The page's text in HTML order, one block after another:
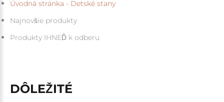
Úvodná stránka - Detské stany
Najnovšie produkty
Produkty IHNEĎ k odberu
DÔLEŽITÉ